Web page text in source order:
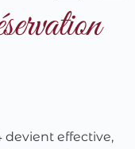
devient effective,